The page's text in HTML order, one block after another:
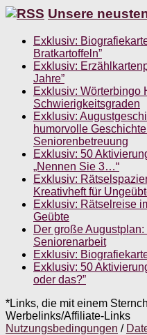
Unsere
Exklusiv:
Bratkartoffeln”
Exklusiv:
Jahre”
Exklusiv: Wörterbingo
Schwierigkeitsgraden
Exklusiv:
humorvolle
Seniorenbetreuung
Exklusiv: 50
„Nennen Sie 3…“
Exklusiv:
Kreativheft für
Exklusiv: Rätselreise
Geübte
Der große
Seniorenarbeit
Exklusiv:
Exklusiv: 50
oder das?”
*Links, die mit einem
Werbelinks/Affiliate-Links
Nutzungsbedingungen /